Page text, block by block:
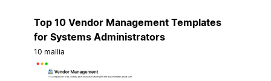
Top 10 Vendor Management Templates
for Systems Administrators
10 mallia